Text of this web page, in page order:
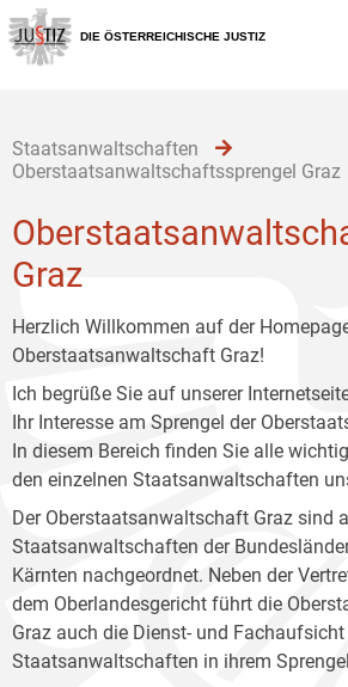
Zur
Hauptnavigation
[1]
Zum
Inhalt
[2]
Zum
Untermenü
[3]
DIE ÖSTERREICHISCHE JUSTIZ
Staatsanwaltschaften
Oberstaatsanwaltschaftssprengel Graz
Graz
Herzlich Willkommen auf der
Oberstaatsanwaltschaft Graz!
Ich begrüße Sie auf unserer
Ihr Interesse am Sprengel der
In diesem Bereich finden Sie alle
den einzelnen Staatsanwaltschaften
Der Oberstaatsanwaltschaft Graz sind
Staatsanwaltschaften der
Kärnten nachgeordnet. Neben der
dem Oberlandesgericht führt die
Graz auch die Dienst- und
Staatsanwaltschaften in ihrem